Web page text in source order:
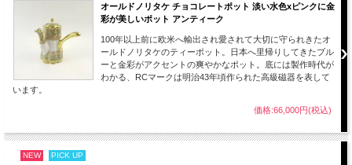
この作品は、刻印のないタイプとなりオールドノリタケ初期の頃に作られたことが
オールドノリタケ チョコレートポット 淡い水色xピンクに金
彩が美しいポット アンティーク
100年以上前に欧米へ輸出され愛されて大切に守られきたオ
ールドノリタケのティーポット。日本へ里帰りしてきたブル
ーと金彩がアクセントの爽やかなポット。底には製作時代が
わかる、RCマークは明治43年頃作られた高級磁器を表して
います。
価格:66,000円(税込)
NEW PICK UP